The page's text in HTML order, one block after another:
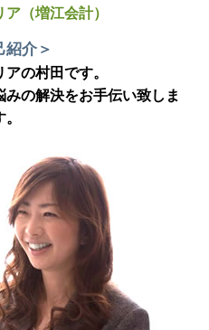
（増江会計）
紹介＞
の村田です。
の解決をお手伝い致しま
。